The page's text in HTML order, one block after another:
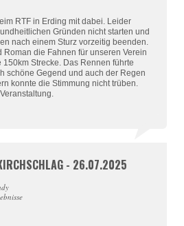
RTF in Erding mit dabei. Leider
Gründen nicht starten und
nach einem Sturz vorzeitig beenden.
Roman die Fahnen für unseren Verein
150km Strecke. Das Rennen führte
schöne Gegend und auch der Regen
konnte die Stimmung nicht trüben.
- 26.07.2025